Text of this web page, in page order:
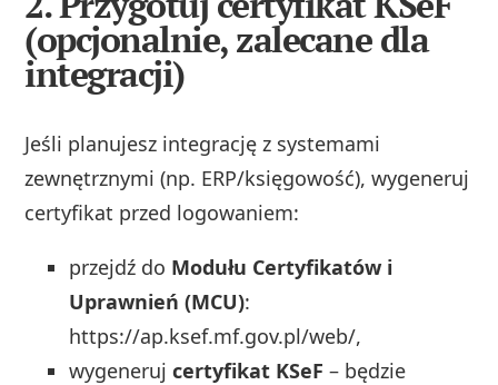
(opcjonalnie, zalecane dla
integracji)
Jeśli planujesz integrację z systemami
zewnętrznymi (np. ERP/księgowość), wygeneruj
certyfikat przed logowaniem:
przejdź do Modułu Certyfikatów i
Uprawnień (MCU):
https://ap.ksef.mf.gov.pl/web/,
wygenerujcertyfikat KSeF – będzie